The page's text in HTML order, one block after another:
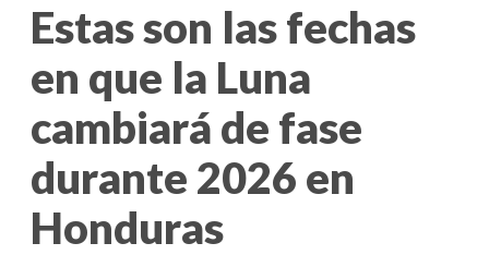
Estas son las fechas
en que la Luna
cambiará de fase
durante 2026 en
Honduras